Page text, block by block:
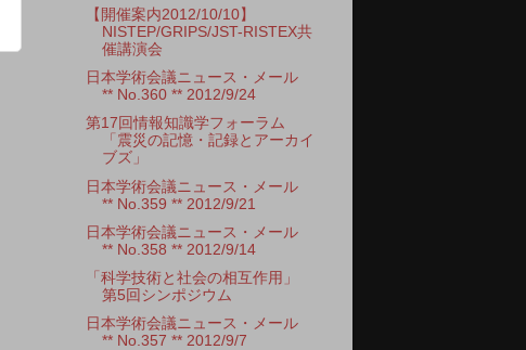
【開催案内2012/10/10】
NISTEP/GRIPS/JST-RISTEX共
催講演会
日本学術会議ニュース・メール
** No.360 ** 2012/9/24
第17回情報知識学フォーラム
「震災の記憶・記録とアーカイ
ブズ」
日本学術会議ニュース・メール
** No.359 ** 2012/9/21
日本学術会議ニュース・メール
** No.358 ** 2012/9/14
「科学技術と社会の相互作用」
第5回シンポジウム
日本学術会議ニュース・メール
** No.357 ** 2012/9/7